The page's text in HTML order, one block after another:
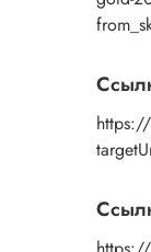
воск